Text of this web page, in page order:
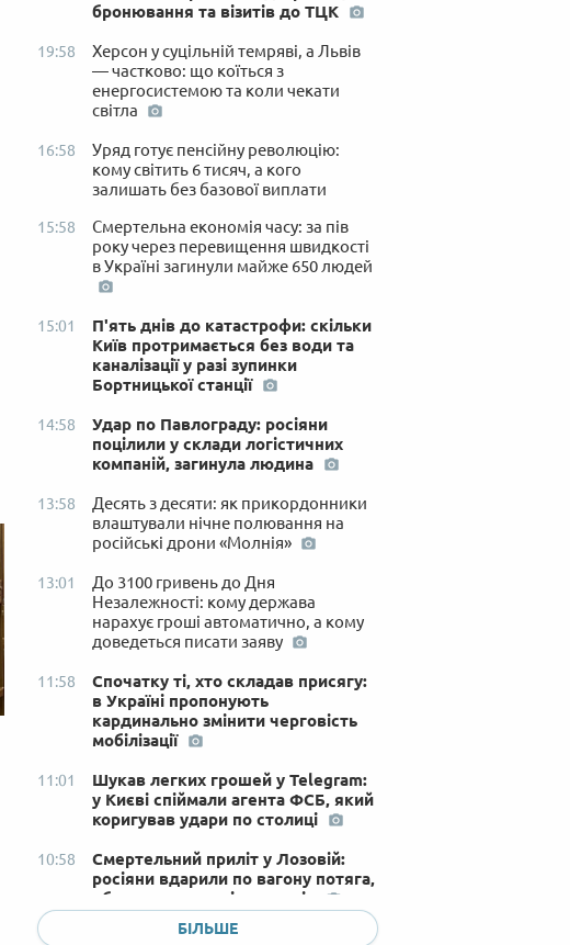
бронювання та візитів до ТЦК
19:58
Херсон у суцільній темряві, а Львів
— частково: що коїться з
енергосистемою та коли чекати
світла
16:58
Уряд готує пенсійну революцію:
кому світить 6 тисяч, а кого
залишать без базової виплати
15:58
Смертельна економія часу: за пів
року через перевищення швидкості
в Україні загинули майже 650 людей
15:01
П'ять днів до катастрофи: скільки
Київ протримається без води та
каналізації у разі зупинки
Бортницької станції
14:58
Удар по Павлограду: росіяни
поцілили у склади логістичних
компаній, загинула людина
13:58
Десять з десяти: як прикордонники
влаштували нічне полювання на
російські дрони «Молнія»
13:01
До 3100 гривень до Дня
Незалежності: кому держава
нарахує гроші автоматично, а кому
доведеться писати заяву
11:58
Спочатку ті, хто складав присягу:
в Україні пропонують
кардинально змінити черговість
мобілізації
11:01
Шукав легких грошей у Telegram:
у Києві спіймали агента ФСБ, який
коригував удари по столиці
10:58
Смертельний приліт у Лозовій:
росіяни вдарили по вагону потяга,
вбивши двох залізничників
09:58 Жіноча мобілізація в Україні: кому
БІЛЬШЕ